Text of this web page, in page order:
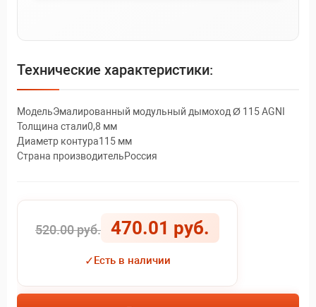
Технические характеристики:
МодельЭмалированный модульный дымоход Ø 115 AGNI
Толщина стали0,8 мм
Диаметр контура115 мм
Страна производительРоссия
520.00 руб. 470.01 руб.
✓Есть в наличии